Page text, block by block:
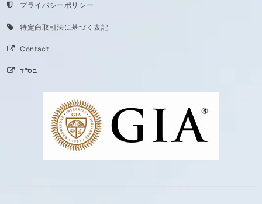
プライバシーポリシー
特定商取引法に基づく表記
Contact
בס"ד